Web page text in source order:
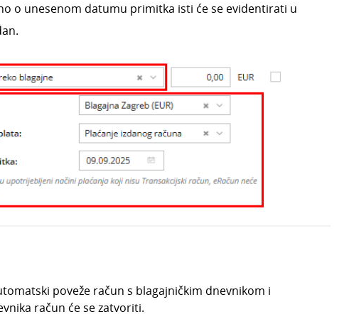
o unesenom datumu primitka isti će se evidentirati u
poveže račun s blagajničkim dnevnikom i
račun će se zatvoriti.